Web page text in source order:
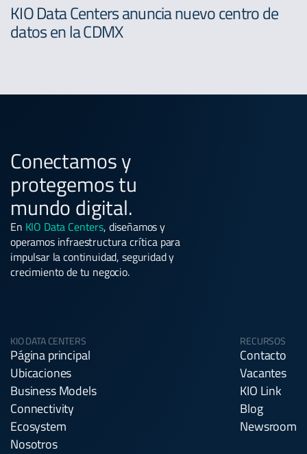
KIO Data Centers anuncia nuevo centro de
datos en la CDMX
Conectamos y
protegemos tu
mundo digital.
En KIO Data Centers, diseñamos y
operamos infraestructura crítica para
impulsar la continuidad, seguridad y
crecimiento de tu negocio.
KIO DATA CENTERS
Página principal
Ubicaciones
Business Models
Connectivity
Ecosystem
Nosotros
RECURSOS
Contacto
Vacantes
KIO Link
Blog
Newsroom